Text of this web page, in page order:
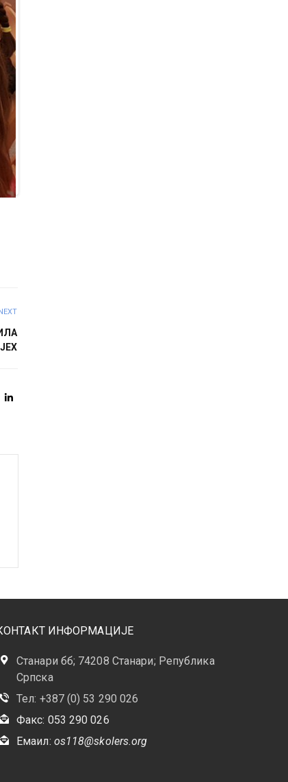
ИНФОРМАЦИЈЕ
Станари бб; 74208 Станари; Република
Српска
Тел: +387 (0) 53 290 026
Факс: 053 290 026
Емаил: os118@skolers.org